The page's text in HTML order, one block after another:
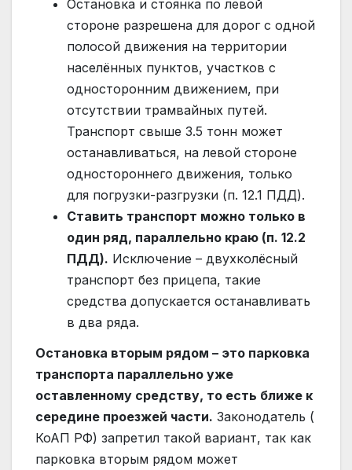
Остановка и стоянка по левой
стороне разрешена для дорог с одной
полосой движения на территории
населённых пунктов, участков с
односторонним движением, при
отсутствии трамвайных путей.
Транспорт свыше 3.5 тонн может
останавливаться, на левой стороне
одностороннего движения, только
для погрузки-разгрузки (п. 12.1 ПДД).
Ставить транспорт можно только в
один ряд, параллельно краю (п. 12.2
ПДД). Исключение – двухколёсный
транспорт без прицепа, такие
средства допускается останавливать
в два ряда.
Остановка вторым рядом – это парковка
транспорта параллельно уже
оставленному средству, то есть ближе к
середине проезжей части. Законодатель (
КоАП РФ) запретил такой вариант, так как
парковка вторым рядом может